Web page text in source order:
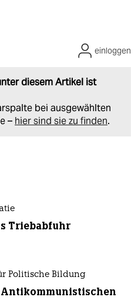
diesem Artikel ist
bei ausgewählten
– hier sind sie zu finden.
einloggen
Triebabfuhr
Politische Bildung
Antikommunistischen